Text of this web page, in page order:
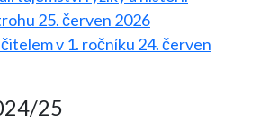
25. červen 2026
v 1. ročníku 24. červen
25